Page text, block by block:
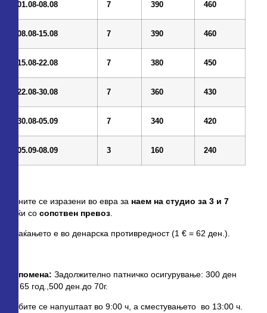
01.08-08.08 7 390 460
08.08-15.08 7 390 460
15.08-22.08 7 380 450
22.08-30.08 7 360 430
30.08-05.09 7 340 420
05.09-08.09 3 160 240
Цените се изразени во евра за наем на студио за 3 и 7
ноќи сосопствен превоз
Плаќањето е во денарска противредност (1 € = 62 ден.).
Напомена: Задолжително патничко осигурување: 300 ден
до 65 год.,500 ден.до 70г.
Собите се напуштаат во 9:00 ч, а сместувањето во 13:00 ч.